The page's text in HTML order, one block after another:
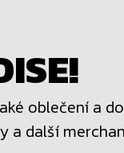
oblečení a
a další